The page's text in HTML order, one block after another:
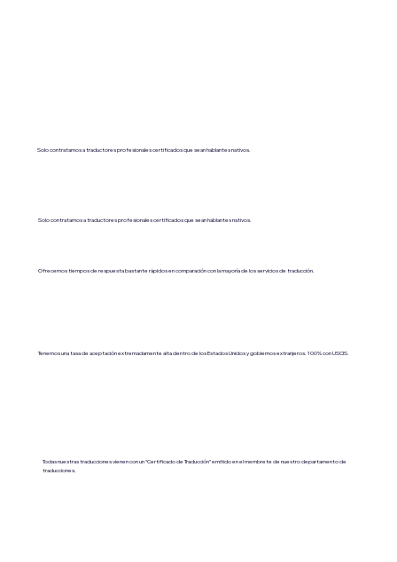
Solo contratamos a traductores profesionales certificados que sean hablantes nativos.
Solo contratamos a traductores profesionales certificados que sean hablantes nativos.
Ofrecemos tiempos de respuesta bastante rápidos en comparación con la mayoría de los servicios de traducción.
Tenemos una tasa de aceptación extremadamente alta dentro de los Estados Unidos y gobiernos extranjeros. 100% con USCIS.
Todas nuestras traducciones vienen con un “Certificado de Traducción” emitido en el membrete de nuestro departamento de
traducciones.